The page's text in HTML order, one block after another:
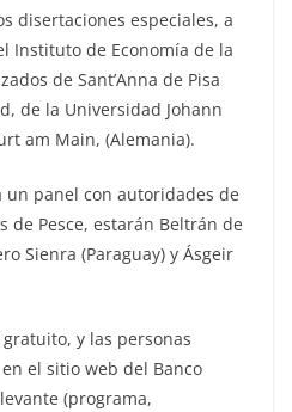
disertaciones especiales, a
Instituto de Economía de la
de Sant’Anna de Pisa
de la Universidad Johann
am Main, (Alemania).
un panel con autoridades de
de Pesce, estarán Beltrán de
Sienra (Paraguay) y Ásgeir
y las personas
el sitio web del Banco
(programa,